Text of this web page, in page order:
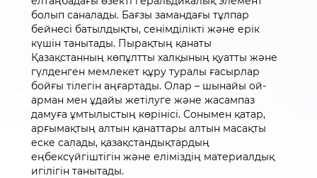
болып саналады. Бағзы замандағы тұлпар
бейнесі батылдықты, сенімділікті және ерік
күшін танытады. Пырақтың қанаты
Қазақстанның көпұлтты халқының қуатты және
гүлденген мемлекет құру туралы ғасырлар
бойғы тілегін аңғартады. Олар – шынайы ой-
арман мен ұдайы жетілуге және жасампаз
дамуға ұмтылыстың көрінісі. Сонымен қатар,
арғымақтың алтын қанаттары алтын масақты
еске салады, қазақстандықтардың
еңбексүйгіштігін және еліміздің материалдық
игілігін танытады.